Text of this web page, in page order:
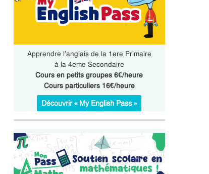
Apprendre l’anglais de la 1ere Primaire
à la 4eme Secondaire
Cours en petits groupes 6€/heure
Cours particuliers 16€/heure
Découvrir « My English Pass »